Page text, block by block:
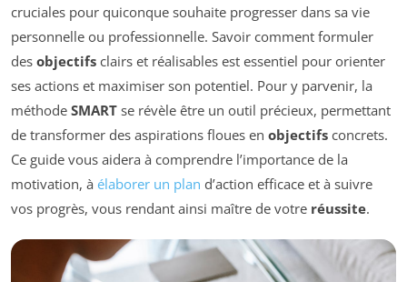
cruciales pour quiconque souhaite progresser dans sa vie
personnelle ou professionnelle. Savoir comment formuler
des objectifs clairs et réalisables est essentiel pour orienter
ses actions et maximiser son potentiel. Pour y parvenir, la
méthode SMART se révèle être un outil précieux, permettant
de transformer des aspirations floues en objectifs concrets.
Ce guide vous aidera à comprendre l’importance de la
motivation, à élaborer un plan d’action efficace et à suivre
vos progrès, vous rendant ainsi maître de votre réussite.